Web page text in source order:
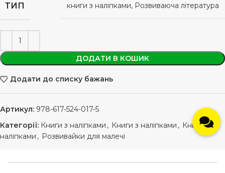
ТИП книги з наліпками, Розвиваюча література
ДОДАТИ В КОШИК
Додати до списку бажань
Артикул: 978-617-524-017-5
Категорії: Книги з наліпками , Книги з наліпками , Книжки з
наліпками , Розвивайки для малечі